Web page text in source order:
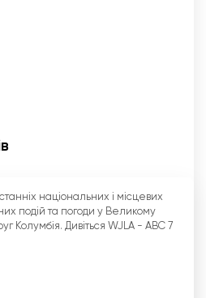
національних і місцевих
подій та погоди у Великому
Колумбія. Дивіться WJLA - ABC 7